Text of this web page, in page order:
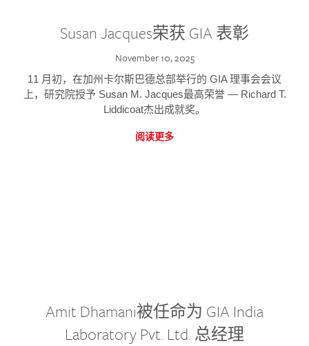
Susan Jacques荣获 GIA 表彰
November 10, 2025
11 月初，在加州卡尔斯巴德总部举行的 GIA 理事会会议
上，研究院授予 Susan M. Jacques最高荣誉 — Richard T.
Liddicoat杰出成就奖。
阅读更多
Amit Dhamani被任命为 GIA India
Laboratory Pvt. Ltd. 总经理